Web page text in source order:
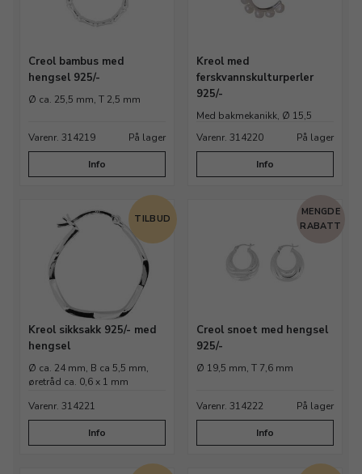
Creol bambus med
hengsel 925/-
Ø ca. 25,5 mm, T 2,5 mm
Varenr. 314219 På lager
Info
Kreol med
ferskvannskulturperler
925/-
Med bakmekanikk, Ø 15,5
Varenr. 314220 På lager
Info
TILBUD
Kreol sikksakk 925/- med
hengsel
Ø ca. 24 mm, B ca 5,5 mm,
øretråd ca. 0,6 x 1 mm
Varenr. 314221
Info
MENGDE
RABATT
Creol snoet med hengsel
925/-
Ø 19,5 mm, T 7,6 mm
Varenr. 314222 På lager
Info